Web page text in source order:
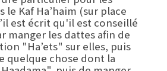
le Kaf Ha’haim (sur place
manger les dattes afin de
"Ha’ets" sur elles, puis
quelque chose dont la